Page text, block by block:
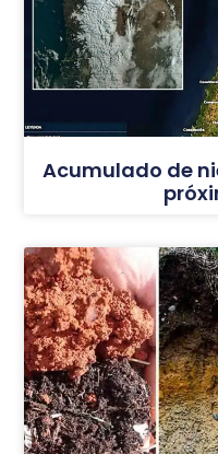
Acumulado de